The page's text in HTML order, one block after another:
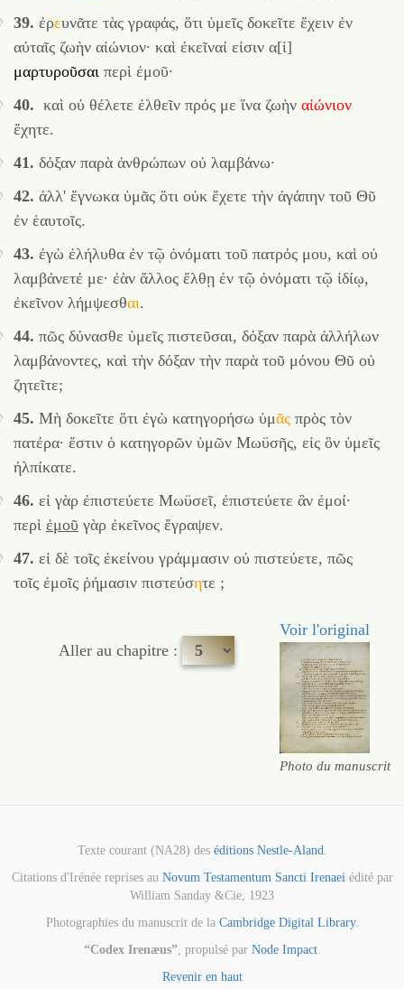
39. ἐρευνᾶτε τὰς γραφάς, ὅτι ὑμεῖς δοκεῖτε ἔχειν ἐν
αὐταῖς ζωὴν αἰώνιον· καὶ ἐκεῖναί εἰσιν α[ἱ]
μαρτυροῦσαι περὶ ἐμοῦ·
40. καὶ οὐ θέλετε ἐλθεῖν πρός με ἵνα ζωὴν αἰώνιον
ἔχητε.
41. δόξαν παρὰ ἀνθρώπων οὐ λαμβάνω·
42. ἀλλ' ἔγνωκα ὑμᾶς ὅτι οὐκ ἔχετε τὴν ἀγάπην τοῦ Θῦ
ἐν ἑαυτοῖς.
43. ἐγὼ ἐλήλυθα ἐν τῷ ὀνόματι τοῦ πατρός μου, καὶ οὐ
λαμβάνετέ με· ἐὰν ἄλλος ἔλθῃ ἐν τῷ ὀνόματι τῷ ἰδίῳ,
ἐκεῖνον λήμψεσθαι.
44. πῶς δύνασθε ὑμεῖς πιστεῦσαι, δόξαν παρὰ ἀλλήλων
λαμβάνοντες, καὶ τὴν δόξαν τὴν παρὰ τοῦ μόνου Θῦ οὐ
ζητεῖτε;
45. Μὴ δοκεῖτε ὅτι ἐγὼ κατηγορήσω ὑμᾶς πρὸς τὸν
πατέρα· ἔστιν ὁ κατηγορῶν ὑμῶν Μωϋσῆς, εἰς ὃν ὑμεῖς
ἠλπίκατε.
46. εἰ γὰρ ἐπιστεύετε Μωϋσεῖ, ἐπιστεύετε ἂν ἐμοί·
περὶ ἐμοῦ γὰρ ἐκεῖνος ἔγραψεν.
47. εἰ δὲ τοῖς ἐκείνου γράμμασιν οὐ πιστεύετε, πῶς
τοῖς ἐμοῖς ῥήμασιν πιστεύσητε ;
Voir l'original
Photo du manuscrit
Aller au chapitre :
Texte courant (NA28) des éditions Nestle-Aland
Citations d'Irénée reprises au Novum Testamentum Sancti Irenaei édité par
William Sanday &Cie, 1923
Photographies du manuscrit de la Cambridge Digital Library.
“Codex Irenæus”, propulsé par Node Impact.
Revenir en haut